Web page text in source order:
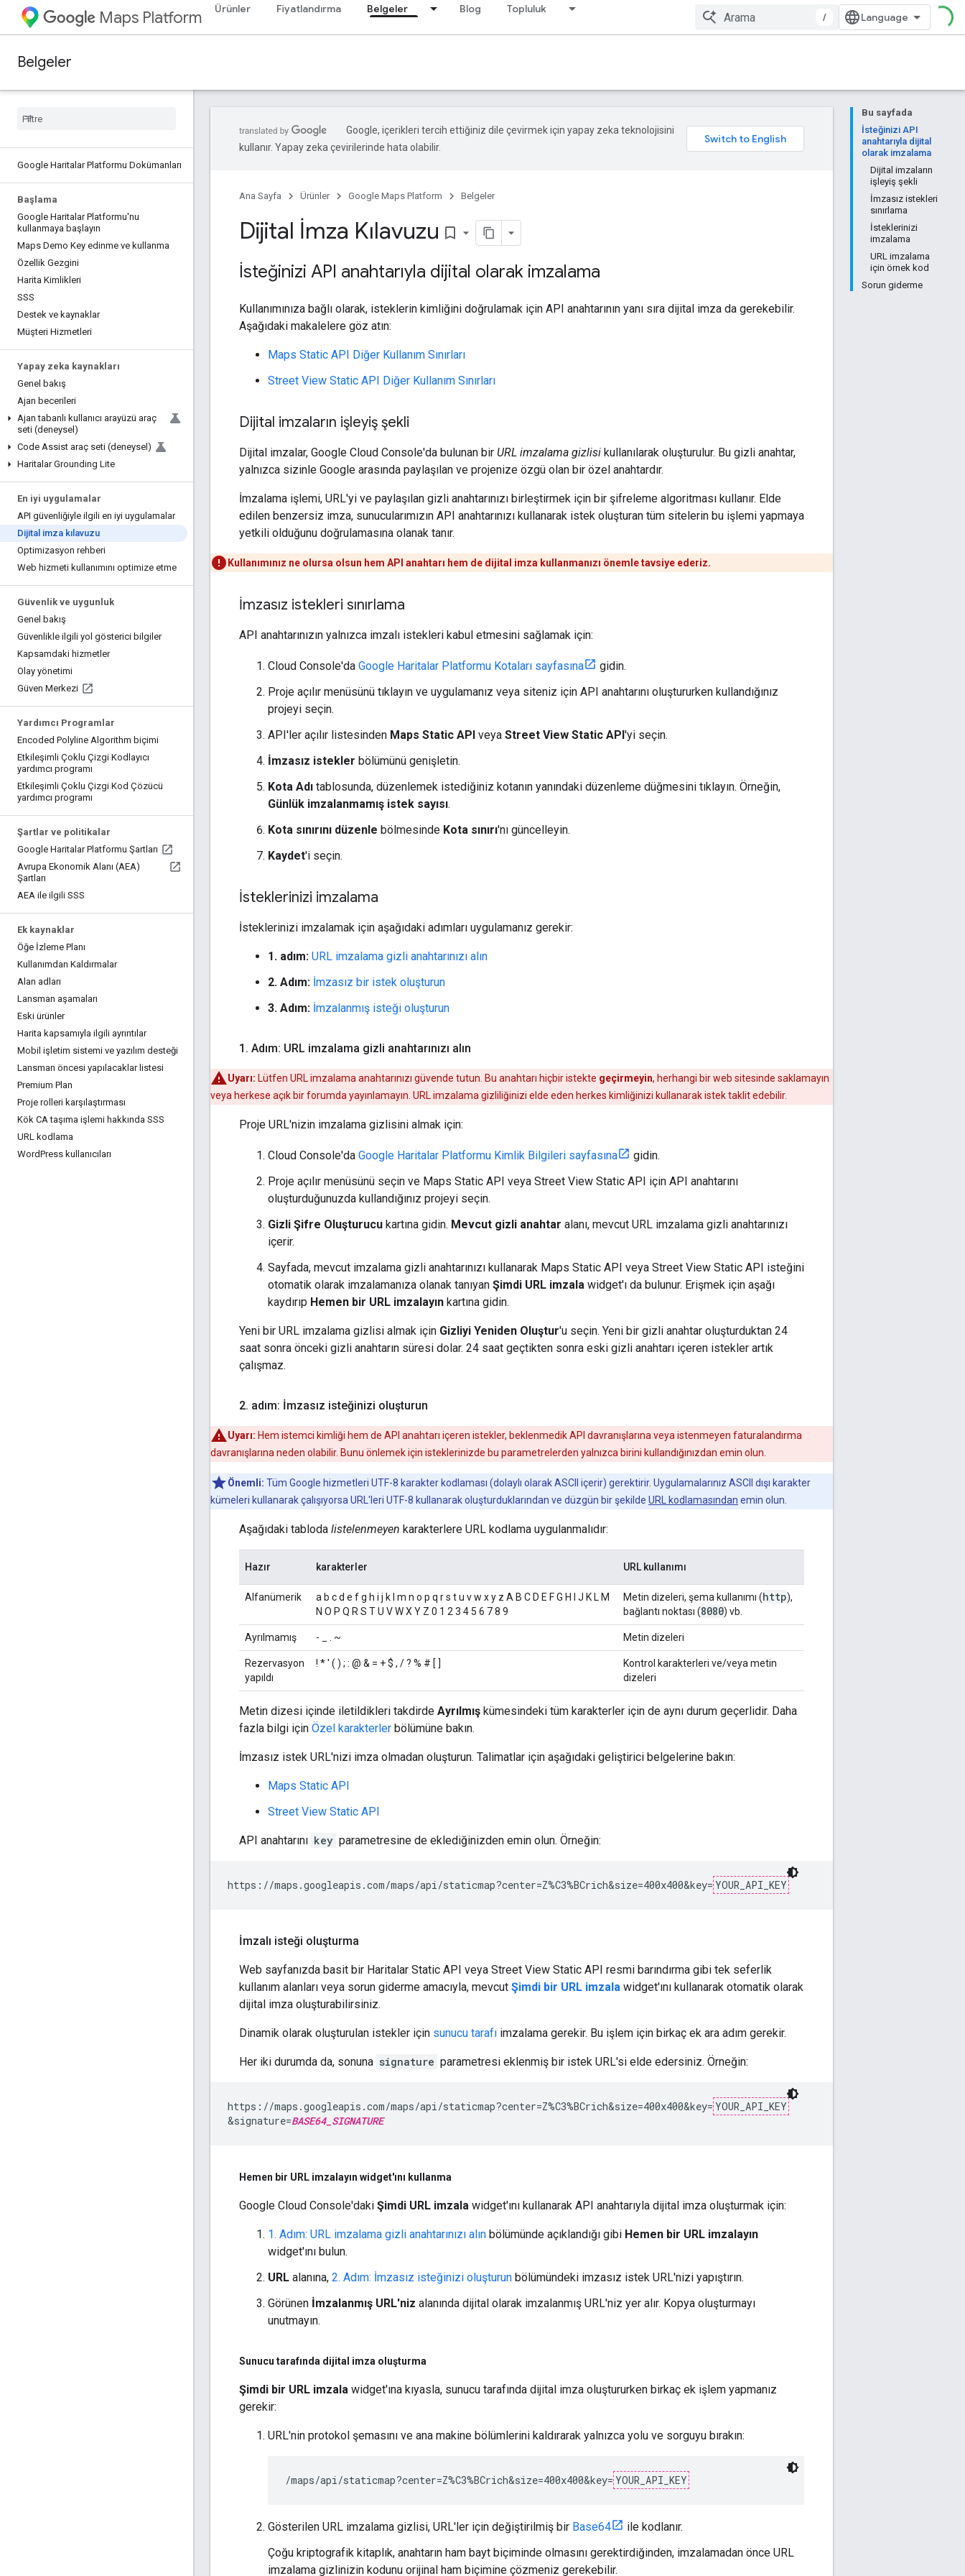
Maps Platform Ürünler Fiyatlandırma Belgeler Blog Topluluk
/
Belgeler
Google Haritalar Platformu Dokümanları
Başlama
Google Haritalar Platformu'nu
kullanmaya başlayın
Maps Demo Key edinme ve kullanma
Özellik Gezgini
Harita Kimlikleri
SSS
Destek ve kaynaklar
Müşteri Hizmetleri
Yapay zeka kaynakları
Genel bakış
Ajan becerileri
Ajan tabanlı kullanıcı arayüzü araç
seti (deneysel)
Code Assist araç seti (deneysel)
Haritalar Grounding Lite
En iyi uygulamalar
API güvenliğiyle ilgili en iyi uygulamalar
Dijital imza kılavuzu
Optimizasyon rehberi
Web hizmeti kullanımını optimize etme
Güvenlik ve uygunluk
Genel bakış
Güvenlikle ilgili yol gösterici bilgiler
Kapsamdaki hizmetler
Olay yönetimi
Güven Merkezi
Yardımcı Programlar
Encoded Polyline Algorithm biçimi
Etkileşimli Çoklu Çizgi Kodlayıcı
yardımcı programı
Etkileşimli Çoklu Çizgi Kod Çözücü
yardımcı programı
Şartlar ve politikalar
Google Haritalar Platformu Şartları
Avrupa Ekonomik Alanı (AEA)
Şartları
AEA ile ilgili SSS
Ek kaynaklar
Öğe İzleme Planı
Kullanımdan Kaldırmalar
Alan adları
Lansman aşamaları
Eski ürünler
Harita kapsamıyla ilgili ayrıntılar
Mobil işletim sistemi ve yazılım desteği
Lansman öncesi yapılacaklar listesi
Premium Plan
Proje rolleri karşılaştırması
Kök CA taşıma işlemi hakkında SSS
URL kodlama
WordPress kullanıcıları
Bu sayfada
İsteğinizi API
anahtarıyla dijital
olarak imzalama
Dijital imzaların
işleyiş şekli
İmzasız istekleri
sınırlama
İsteklerinizi
imzalama
URL imzalama
için örnek kod
Sorun giderme
Google, içerikleri tercih ettiğiniz dile çevirmek için yapay zeka teknolojisini
kullanır. Yapay zeka çevirilerinde hata olabilir.
Ana Sayfa Ürünler Google Maps Platform Belgeler
Dijital İmza Kılavuzu bookmark_border
İsteğinizi API anahtarıyla dijital olarak imzalama
Kullanımınıza bağlı olarak, isteklerin kimliğini doğrulamak için API anahtarının yanı sıra dijital imza da gerekebilir.
Aşağıdaki makalelere göz atın:
Maps Static API Diğer Kullanım Sınırları
Street View Static API Diğer Kullanım Sınırları
Dijital imzaların işleyiş şekli
Dijital imzalar, Google Cloud Console'da bulunan bir URL imzalama gizlisi kullanılarak oluşturulur. Bu gizli anahtar,
yalnızca sizinle Google arasında paylaşılan ve projenize özgü olan bir özel anahtardır.
İmzalama işlemi, URL'yi ve paylaşılan gizli anahtarınızı birleştirmek için bir şifreleme algoritması kullanır. Elde
edilen benzersiz imza, sunucularımızın API anahtarınızı kullanarak istek oluşturan tüm sitelerin bu işlemi yapmaya
yetkili olduğunu doğrulamasına olanak tanır.
Kullanımınız ne olursa olsun hem API anahtarı hem de dijital imza kullanmanızı önemle tavsiye ederiz.
İmzasız istekleri sınırlama
API anahtarınızın yalnızca imzalı istekleri kabul etmesini sağlamak için:
Cloud Console'da Google Haritalar Platformu Kotaları sayfasına
gidin.
Proje açılır menüsünü tıklayın ve uygulamanız veya siteniz için API anahtarını oluştururken kullandığınız
projeyi seçin.
API'ler açılır listesinden Maps Static API veya Street View Static API'yi seçin.
İmzasız istekler bölümünü genişletin.
Kota Adı tablosunda, düzenlemek istediğiniz kotanın yanındaki düzenleme düğmesini tıklayın. Örneğin,
Günlük imzalanmamış istek sayısı.
Kota sınırını düzenle bölmesinde Kota sınırı'nı güncelleyin.
Kaydet'i seçin.
İsteklerinizi imzalama
İsteklerinizi imzalamak için aşağıdaki adımları uygulamanız gerekir:
1. adım: URL imzalama gizli anahtarınızı alın
2. Adım: İmzasız bir istek oluşturun
3. Adım: İmzalanmış isteği oluşturun
1 . Adım: URL imzalama gizli anahtarınızı alın
Uyarı: Lütfen URL imzalama anahtarınızı güvende tutun. Bu anahtarı hiçbir istekte geçirmeyin, herhangi bir web sitesinde saklamayın
veya herkese açık bir forumda yayınlamayın. URL imzalama gizliliğinizi elde eden herkes kimliğinizi kullanarak istek taklit edebilir.
Proje URL'nizin imzalama gizlisini almak için:
Cloud Console'da Google Haritalar Platformu Kimlik Bilgileri sayfasına
gidin.
Proje açılır menüsünü seçin ve Maps Static API veya Street View Static API için API anahtarını
oluşturduğunuzda kullandığınız projeyi seçin.
Gizli Şifre Oluşturucu kartına gidin. Mevcut gizli anahtar alanı, mevcut URL imzalama gizli anahtarınızı
içerir.
Sayfada, mevcut imzalama gizli anahtarınızı kullanarak Maps Static API veya Street View Static API isteğini
otomatik olarak imzalamanıza olanak tanıyan Şimdi URL imzala widget'ı da bulunur. Erişmek için aşağı
kaydırıp Hemen bir URL imzalayın kartına gidin.
Yeni bir URL imzalama gizlisi almak için Gizliyi Yeniden Oluştur'u seçin. Yeni bir gizli anahtar oluşturduktan 24
saat sonra önceki gizli anahtarın süresi dolar. 24 saat geçtikten sonra eski gizli anahtarı içeren istekler artık
çalışmaz.
2. adım: İmzasız isteğinizi oluşturun
Uyarı: Hem istemci kimliği hem de API anahtarı içeren istekler, beklenmedik API davranışlarına veya istenmeyen faturalandırma
davranışlarına neden olabilir. Bunu önlemek için isteklerinizde bu parametrelerden yalnızca birini kullandığınızdan emin olun.
Önemli: Tüm Google hizmetleri UTF-8 karakter kodlaması (dolaylı olarak ASCII içerir) gerektirir. Uygulamalarınız ASCII dışı karakter
kümeleri kullanarak çalışıyorsa URL'leri UTF-8 kullanarak oluşturduklarından ve düzgün bir şekilde URL kodlamasından emin olun.
Aşağıdaki tabloda listelenmeyen karakterlere URL kodlama uygulanmalıdır:
Hazır karakterler URL kullanımı
Alfanümerik
a b c d e f g h i j k l m n o p q r s t u v w x y z A B C D E F G H I J K L M
N O P Q R S T U V W X Y Z 0 1 2 3 4 5 6 7 8 9
Metin dizeleri, şema kullanımı (http),
bağlantı noktası (8080) vb.
Ayrılmamış - _ . ~ Metin dizeleri
Rezervasyon
yapıldı
! * ' ( ) ; : @ & = + $ , / ? % # [ ]
Kontrol karakterleri ve/veya metin
dizeleri
Metin dizesi içinde iletildikleri takdirde Ayrılmış kümesindeki tüm karakterler için de aynı durum geçerlidir. Daha
fazla bilgi için Özel karakterler bölümüne bakın.
İmzasız istek URL'nizi imza olmadan oluşturun. Talimatlar için aşağıdaki geliştirici belgelerine bakın:
Maps Static API
Street View Static API
API anahtarını key parametresine de eklediğinizden emin olun. Örneğin:
https://maps.googleapis.com/maps/api/staticmap?center=Z%C3%BCrich&size=400x400&key= YOUR_API_KEY
İmzalı isteği oluşturma
Web sayfanızda basit bir Haritalar Static API veya Street View Static API resmi barındırma gibi tek seferlik
kullanım alanları veya sorun giderme amacıyla, mevcut Şimdi bir URL imzala widget'ını kullanarak otomatik olarak
dijital imza oluşturabilirsiniz.
Dinamik olarak oluşturulan istekler için sunucu tarafı imzalama gerekir. Bu işlem için birkaç ek ara adım gerekir.
Her iki durumda da, sonuna signature parametresi eklenmiş bir istek URL'si elde edersiniz. Örneğin:
https://maps.googleapis.com/maps/api/staticmap?center=Z%C3%BCrich&size=400x400&key= YOUR_API_KEY
&signature=BASE64_SIGNATURE
Hemen bir URL imzalayın widget'ını kullanma
Google Cloud Console'daki Şimdi URL imzala widget'ını kullanarak API anahtarıyla dijital imza oluşturmak için:
1. Adım: URL imzalama gizli anahtarınızı alın bölümünde açıklandığı gibi Hemen bir URL imzalayın
widget'ını bulun.
URL alanına, 2. Adım: İmzasız isteğinizi oluşturun bölümündeki imzasız istek URL'nizi yapıştırın.
Görünen İmzalanmış URL'niz alanında dijital olarak imzalanmış URL'niz yer alır. Kopya oluşturmayı
unutmayın.
Sunucu tarafında dijital imza oluşturma
Şimdi bir URL imzala widget'ına kıyasla, sunucu tarafında dijital imza oluştururken birkaç ek işlem yapmanız
gerekir:
URL'nin protokol şemasını ve ana makine bölümlerini kaldırarak yalnızca yolu ve sorguyu bırakın:
/maps/api/staticmap?center=Z%C3%BCrich&size=400x400&key= YOUR_API_KEY
Gösterilen URL imzalama gizlisi, URL'ler için değiştirilmiş bir Base64
ile kodlanır.
Çoğu kriptografik kitaplık, anahtarın ham bayt biçiminde olmasını gerektirdiğinden, imzalamadan önce URL
imzalama gizlinizin kodunu orijinal ham biçimine çözmeniz gerekebilir.